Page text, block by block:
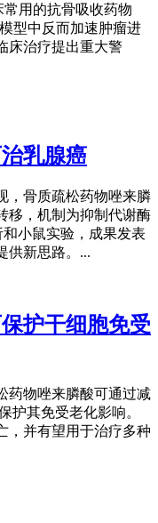
用的抗骨吸收药物
型中反而加速肿瘤进
床治疗提出重大警
乳腺癌
，骨质疏松药物唑来膦
移，机制为抑制代谢酶
小鼠实验，成果发表
供新思路。...
护干细胞免受
药物唑来膦酸可通过减
护其免受老化影响。
，并有望用于治疗多种